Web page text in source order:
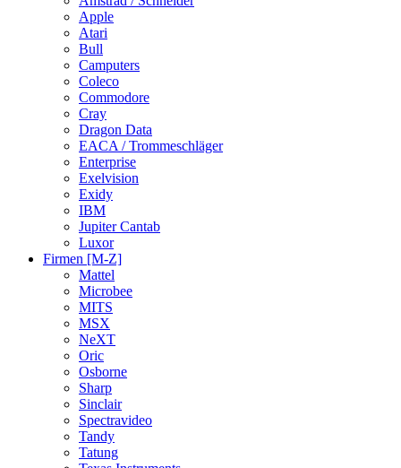
Apple
Atari
Bull
Camputers
Coleco
Commodore
Cray
Dragon Data
EACA / Trommeschläger
Enterprise
Exelvision
Exidy
IBM
Jupiter Cantab
Luxor
Firmen [M-Z]
Mattel
Microbee
MITS
MSX
NeXT
Oric
Osborne
Sharp
Sinclair
Spectravideo
Tandy
Tatung